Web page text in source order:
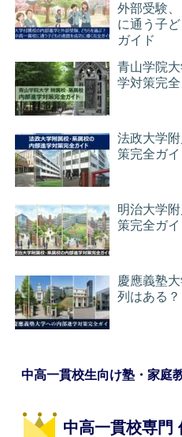
外部受験
に通う子
ガイド
青山学院
学対策完
法政大学
策完全ガイ
明治大学
策完全ガイ
慶應義塾
列はある
中高一貫校生向け塾・家庭
中高一貫校専門